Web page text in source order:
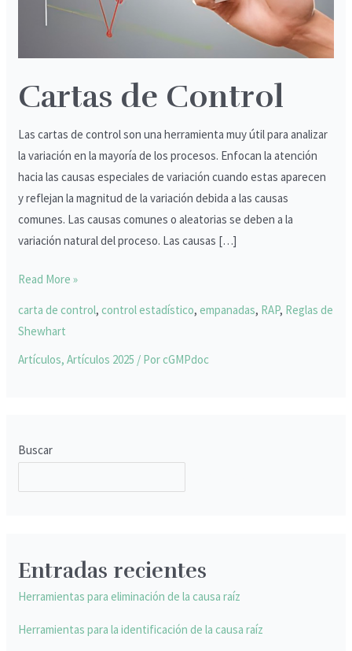
Cartas de Control
Las cartas de control son una herramienta muy útil para analizar
la variación en la mayoría de los procesos. Enfocan la atención
hacia las causas especiales de variación cuando estas aparecen
y reflejan la magnitud de la variación debida a las causas
comunes. Las causas comunes o aleatorias se deben a la
variación natural del proceso. Las causas […]
Read More »
carta de control,control estadístico,empanadas, RAP, Reglas de
Shewhart
Artículos,Artículos 2025 / PorcGMPdoc
Buscar
Entradas recientes
Herramientas para eliminación de la causa raíz
Herramientas para la identificación de la causa raíz